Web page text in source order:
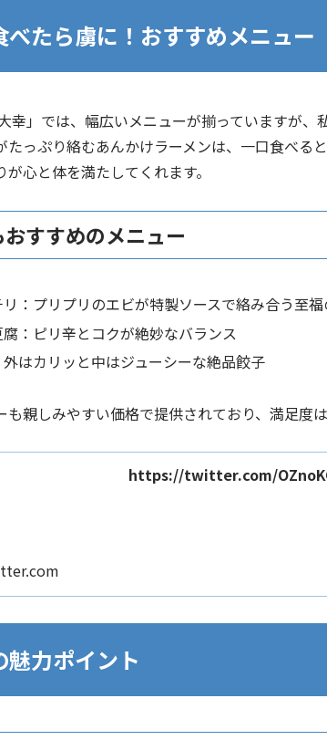
べたら虜に！おすすめメニュー
幸」では、幅広いメニューが揃っていますが
たっぷり絡むあんかけラーメンは、一口食べる
心と体を満たしてくれます。
すすめのメニュー
：プリプリのエビが特製ソースで絡み合う至
：ピリ辛とコクが絶妙なバランス
はカリッと中はジューシーな絶品餃子
も親しみやすい価格で提供されており、満足度
https://twitter.com/
魅力ポイント